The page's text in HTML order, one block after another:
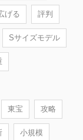
げる 評判
Sサイズモデル
東宝 攻略
小規模